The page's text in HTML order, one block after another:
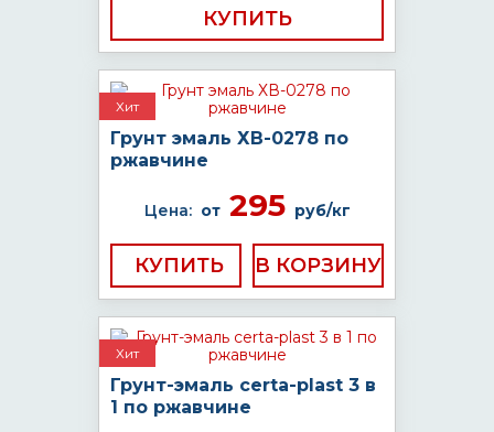
КУПИТЬ
Хит
Грунт эмаль ХВ-0278 по
ржавчине
Цена: от295 руб/кг
КУПИТЬ
Хит
Грунт-эмаль certa-plast 3 в
1 по ржавчине